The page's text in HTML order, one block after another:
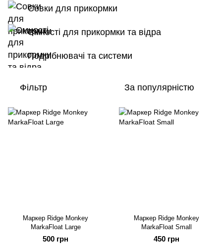
Совки для прикормки
Ємності для прикормки та відра
Подрібнювачі та системи
Фільтр За популярністю
Маркер Ridge Monkey
MarkaFloat Large
500 грн
Маркер Ridge Monkey
MarkaFloat Small
450 грн